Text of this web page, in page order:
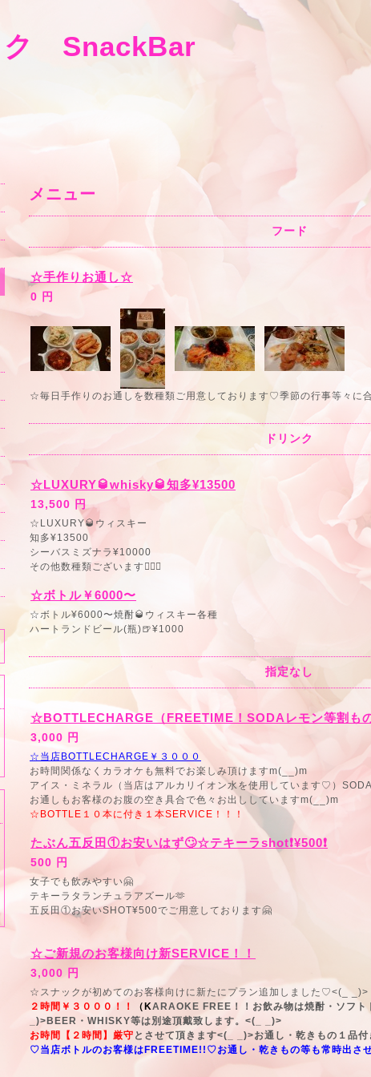
ク SnackBar
メニュー
フード
☆手作りお通し☆
0 円
☆毎日手作りのお通しを数種類ご用意しております♡季節の行事等々に
ドリンク
☆LUXURY🥃whisky🥃知多¥13500
13,500 円
☆LUXURY🥃ウィスキー
知多¥13500
シーバスミズナラ¥10000
その他数種類ございます🙇🏻‍♀️
☆ボトル￥6000〜
☆ボトル¥6000〜焼酎🥃ウィスキー各種
ハートランドビール(瓶)🍺¥1000
指定なし
☆BOTTLECHARGE（FREETIME！SODAレモン等割も
3,000 円
☆当店BOTTLECHARGE￥３０００
お時間関係なくカラオケも無料でお楽しみ頂けますm(__)m
アイス・ミネラル（当店はアルカリイオン水を使用しています♡）
お通しもお客様のお腹の空き具合で色々お出ししていますm(__)m
☆BOTTLE１０本に付き１本SERVICE！！！
たぶん五反田①お安いはず🙄☆テキーラshot❗¥500❗
500 円
女子でも飲みやすい🤗
テキーラタランチュラアズール🫶
五反田①お安いSHOT¥500でご用意しております🤗
☆ご新規のお客様向け新SERVICE！！
3,000 円
☆スナックが初めてのお客様向けに新たにプラン追加しました♡<(_ _)>
２時間￥３０００！！
（KARAOKE FREE！！お飲み物は焼酎・ソフト
_)>BEER・WHISKY等は別途頂戴致します。<(_ _)>
お時間【２時間】厳守 とさせて頂きます<(_ _)>お通し・乾きもの１品付
♡当店ボトルのお客様はFREETIME!!♡お通し・乾きもの等も常時出さ